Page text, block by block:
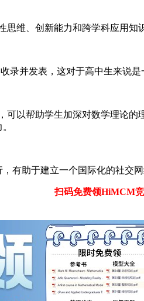
维、创新能力和跨学科应用知
录并发表，这对于高中生来说
以帮助学生加深对数学理论
有助于建立一个国际化的社交
扫码免费领HiMCM